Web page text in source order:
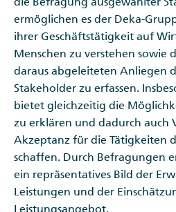
ermöglichen es der Deka-
ihrer Geschäftstätigkeit auf
Menschen zu verstehen sowie
daraus abgeleiteten Anliegen
Stakeholder zu erfassen.
bietet gleichzeitig die
zu erklären und dadurch auch
Akzeptanz für die Tätigkeiten
schaffen. Durch Befragungen
ein repräsentatives Bild der
Leistungen und der
Leistungsangebot.